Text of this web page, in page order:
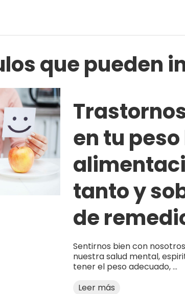
que pueden
en tu
tanto y
de
Sentirnos bien con
nuestra salud mental,
tener el peso adecuado, ...
Leer más